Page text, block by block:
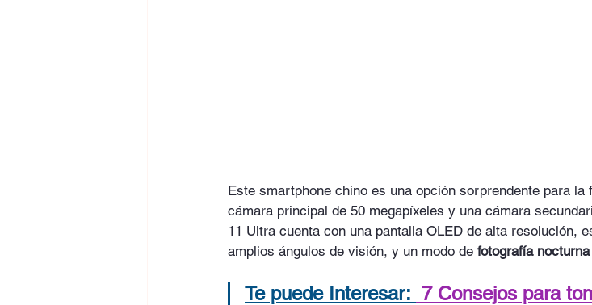
Este smartphone chino es una opción sorprendente para la
cámara principal de 50 megapíxeles y una cámara
11 Ultra cuenta con una pantalla OLED de alta resolución,
amplios ángulos de visión, y un modo de fotografía
Te puede Interesar: 7 Consejos para